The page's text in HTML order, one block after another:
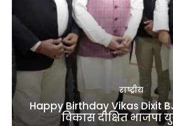
राष्ट्रीय
Happy Birthday Vikas Dixit
विकास दीक्षित भाजपा